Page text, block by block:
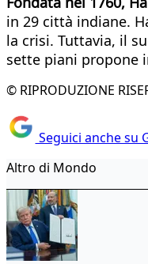
in 29 città indiane.
la crisi. Tuttavia, il
sette piani propone
© RIPRODUZIONE
Seguici anche su
Altro di Mondo